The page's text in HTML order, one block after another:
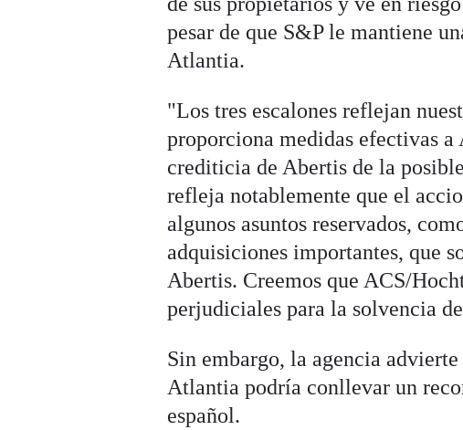
pesar de que S&P le mantiene
Atlantia.
"Los tres escalones reflejan
proporciona medidas efectivas
crediticia de Abertis de la
refleja notablemente que el
algunos asuntos reservados,
adquisiciones importantes, que
Abertis. Creemos que ACS/
perjudiciales para la solvencia
Sin embargo, la agencia
Atlantia podría conllevar un
español.